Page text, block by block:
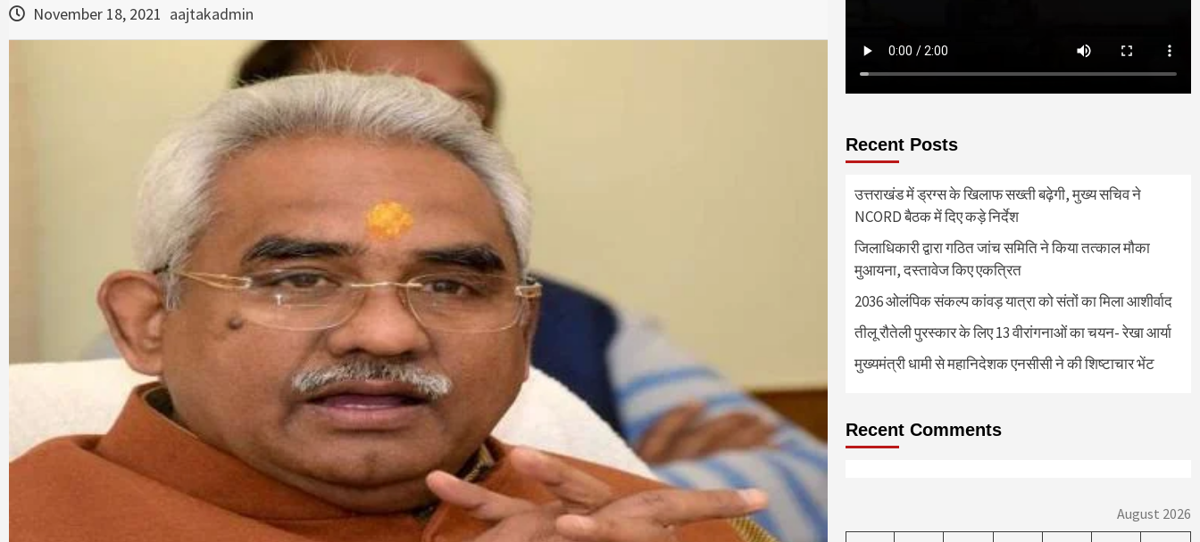
November 18, 2021 aajtakadmin
Recent Posts
उत्तराखंड में ड्रग्स के खिलाफ सख्ती बढ़ेगी, मुख्य सचिव ने
NCORD बैठक में दिए कड़े निर्देश
जिलाधिकारी द्वारा गठित जांच समिति ने किया तत्काल मौका
मुआयना, दस्तावेज किए एकत्रित
2036 ओलंपिक संकल्प कांवड़ यात्रा को संतों का मिला आशीर्वाद
तीलू रौतेली पुरस्कार के लिए 13 वीरांगनाओं का चयन- रेखा आर्या
मुख्यमंत्री धामी से महानिदेशक एनसीसी ने की शिष्टाचार भेंट
Recent Comments
August 2026